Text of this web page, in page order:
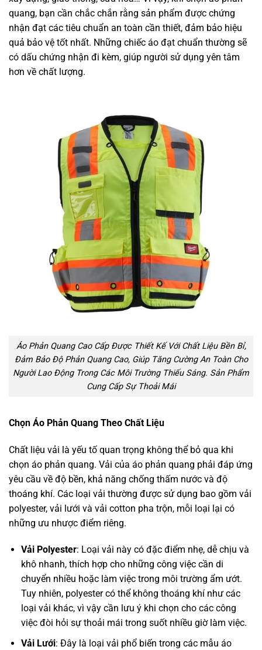
quang, bạn cần chắc chắn rằng sản phẩm được chứng
nhận đạt các tiêu chuẩn an toàn cần thiết, đảm bảo hiệu
quả bảo vệ tốt nhất. Những chiếc áo đạt chuẩn thường sẽ
có dấu chứng nhận đi kèm, giúp người sử dụng yên tâm
hơn về chất lượng.
Áo Phản Quang Cao Cấp Được Thiết Kế Với Chất Liệu Bền Bỉ,
Đảm Bảo Độ Phản Quang Cao, Giúp Tăng Cường An Toàn Cho
Người Lao Động Trong Các Môi Trường Thiếu Sáng. Sản Phẩm
Cung Cấp Sự Thoải Mái
Chọn Áo Phản Quang Theo Chất Liệu
Chất liệu vải là yếu tố quan trọng không thể bỏ qua khi
chọn áo phản quang. Vải của áo phản quang phải đáp ứng
yêu cầu về độ bền, khả năng chống thấm nước và độ
thoáng khí. Các loại vải thường được sử dụng bao gồm vải
polyester, vải lưới và vải cotton pha trộn, mỗi loại lại có
những ưu nhược điểm riêng.
Vải Polyester: Loại vải này có đặc điểm nhẹ, dễ chịu và
khô nhanh, thích hợp cho những công việc cần di
chuyển nhiều hoặc làm việc trong môi trường ẩm ướt.
Tuy nhiên, polyester có thể không thoáng khí như các
loại vải khác, vì vậy cần lưu ý khi chọn cho các công
việc đòi hỏi sự thoải mái trong suốt nhiều giờ làm việc.
Vải Lưới: Đây là loại vải phổ biến trong các mẫu áo